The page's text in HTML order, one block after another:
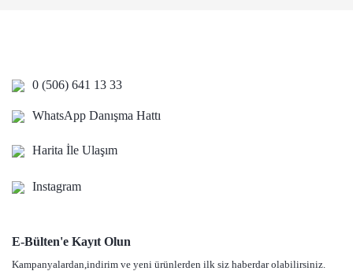
Ürün fiyatı diğer sitelerden daha pahalı.
Bu ürüne benzer farklı alternatifler olmalı.
0 (506) 641 13 33
WhatsApp Danışma Hattı
Harita İle Ulaşım
Instagram
E-Bülten'e Kayıt Olun
Kampanyalardan,indirim ve yeni ürünlerden ilk siz haberdar olabilirsiniz.